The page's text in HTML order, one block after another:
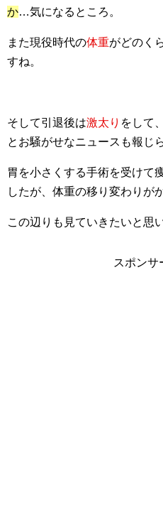
か…気になるところ。
また現役時代の体重がどのく
すね。
そして引退後は激太り をして
とお騒がせなニュースも報じ
胃を小さくする手術を受けて
したが、体重の移り変わりが
この辺りも見ていきたいと思
スポンサ